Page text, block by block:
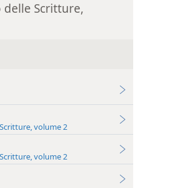
delle Scritture,
volume 2
volume 2